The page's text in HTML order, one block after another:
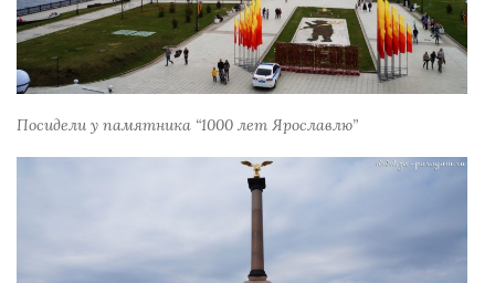
Посидели у памятника “1000 лет Ярославлю”